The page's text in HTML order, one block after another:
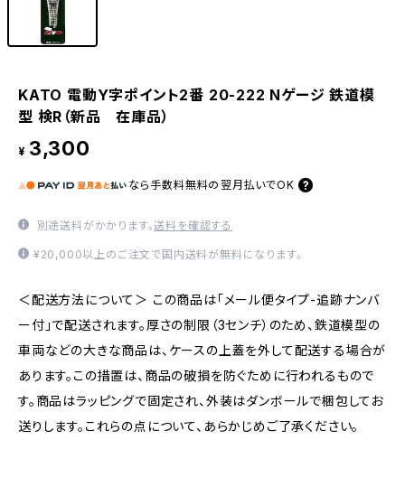
KATO 電動Y字ポイント2番 20-222 Nゲージ 鉄道模
型 検R（新品 在庫品）
¥ 3,300
なら 手数料無料の 翌月払いでOK
別途送料がかかります。送料を確認する
¥20,000以上のご注文で国内送料が無料になります。
＜配送方法について＞ この商品は「メール便タイプ-追跡ナンバ
ー付」で配送されます。厚さの制限（3センチ）のため、鉄道模型の
車両などの大きな商品は、ケースの上蓋を外して配送する場合が
あります。この措置は、商品の破損を防ぐために行われるもので
す。商品はラッピングで固定され、外装はダンボールで梱包してお
送りします。これらの点について、あらかじめご了承ください。